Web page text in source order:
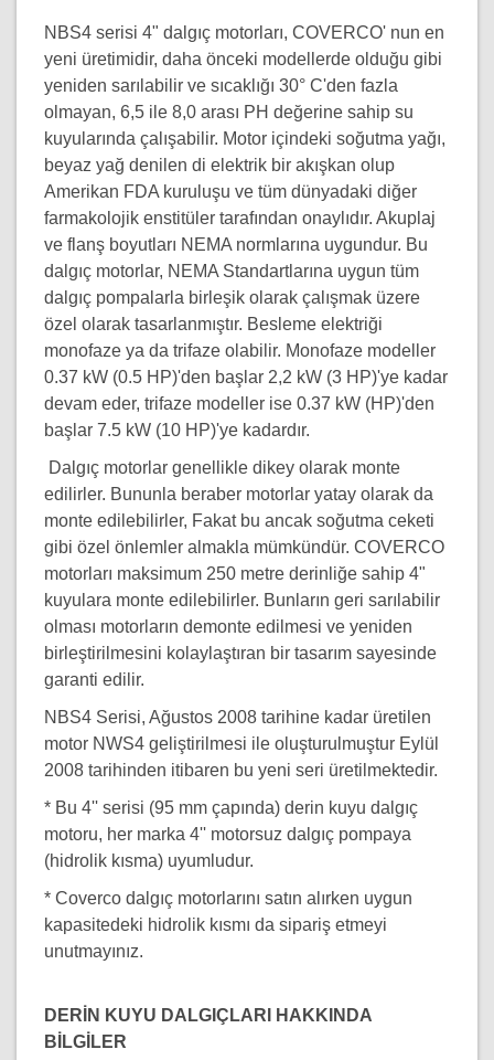
NBS4 serisi 4" dalgıç motorları, COVERCO' nun en
yeni üretimidir, daha önceki modellerde olduğu gibi
yeniden sarılabilir ve sıcaklığı 30° C'den fazla
olmayan, 6,5 ile 8,0 arası PH değerine sahip su
kuyularında çalışabilir. Motor içindeki soğutma yağı,
beyaz yağ denilen di elektrik bir akışkan olup
Amerikan FDA kuruluşu ve tüm dünyadaki diğer
farmakolojik enstitüler tarafından onaylıdır. Akuplaj
ve flanş boyutları NEMA normlarına uygundur. Bu
dalgıç motorlar, NEMA Standartlarına uygun tüm
dalgıç pompalarla birleşik olarak çalışmak üzere
özel olarak tasarlanmıştır. Besleme elektriği
monofaze ya da trifaze olabilir. Monofaze modeller
0.37 kW (0.5 HP)'den başlar 2,2 kW (3 HP)'ye kadar
devam eder, trifaze modeller ise 0.37 kW (HP)'den
başlar 7.5 kW (10 HP)'ye kadardır.
Dalgıç motorlar genellikle dikey olarak monte
edilirler. Bununla beraber motorlar yatay olarak da
monte edilebilirler, Fakat bu ancak soğutma ceketi
gibi özel önlemler almakla mümkündür. COVERCO
motorları maksimum 250 metre derinliğe sahip 4"
kuyulara monte edilebilirler. Bunların geri sarılabilir
olması motorların demonte edilmesi ve yeniden
birleştirilmesini kolaylaştıran bir tasarım sayesinde
garanti edilir.
NBS4 Serisi, Ağustos 2008 tarihine kadar üretilen
motor NWS4 geliştirilmesi ile oluşturulmuştur Eylül
2008 tarihinden itibaren bu yeni seri üretilmektedir.
* Bu 4'' serisi (95 mm çapında) derin kuyu dalgıç
motoru, her marka 4'' motorsuz dalgıç pompaya
(hidrolik kısma) uyumludur.
* Coverco dalgıç motorlarını satın alırken uygun
kapasitedeki hidrolik kısmı da sipariş etmeyi
unutmayınız.
DERİN KUYU DALGIÇLARI HAKKINDA
BİLGİLER